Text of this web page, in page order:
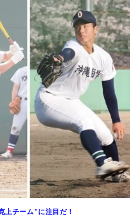
上チーム"に注目だ！